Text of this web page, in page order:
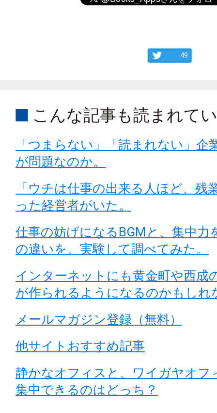
49
こんな記事も読まれて
「つまらない」「読まれない」企
が問題なのか。
「ウチは仕事の出来る人ほど、残
った経営者がいた。
仕事の妨げになるBGMと、集中力
の違いを、実験して調べてみた。
インターネットにも黄金町や西成
が作られるようになるのかもしれ
メールマガジン登録（無料）
他サイトおすすめ記事
静かなオフィスと、ワイガヤオフ
集中できるのはどっち？